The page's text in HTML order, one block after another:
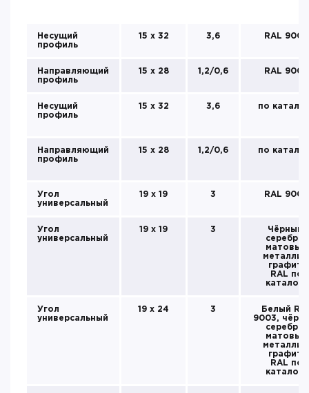
Несущий
профиль
15 х 32 3,6 RAL 9003
Направляющий
профиль
15 х 28 1,2/0,6 RAL 9003
Несущий
профиль
15 х 32 3,6 по
Направляющий
профиль
15 х 28 1,2/0,6 по
Угол
универсальный
19 х 19 3 RAL 9003
Угол
универсальный
19 х 19 3
Чёрный,
серебро,
матовый
металлик,
графит,
RAL по
каталогу
Угол
универсальный
19 х 24 3
Белый
9003,
серебро,
матовый
металлик,
графит,
RAL по
каталогу